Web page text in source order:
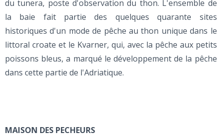
du tunera, poste d'observation du thon. L'ensemble de
la baie fait partie des quelques quarante sites
historiques d'un mode de pêche au thon unique dans le
littoral croate et le Kvarner, qui, avec la pêche aux petits
poissons bleus, a marqué le développement de la pêche
dans cette partie de l'Adriatique.
MAISON DES PECHEURS